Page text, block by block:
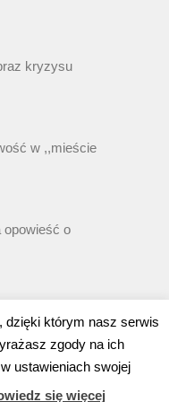
kryzysu
w ,,mieście
opowieść o
dzięki którym nasz serwis
zgody na ich
ustawieniach swojej
się więcej